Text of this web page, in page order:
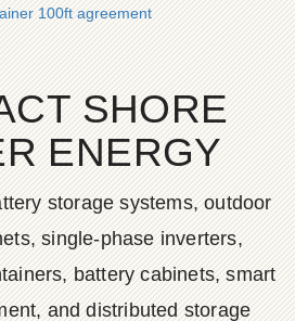
100ft agreement
SHORE
ENERGY
storage systems, outdoor
single-phase inverters,
battery cabinets, smart
and distributed storage